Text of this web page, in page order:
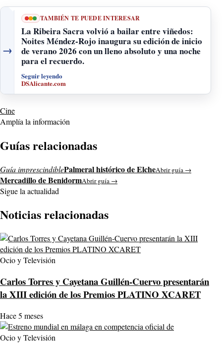
→
TAMBIÉN TE PUEDE INTERESAR
La Ribeira Sacra volvió a bailar entre viñedos:
Noites Méndez-Rojo inaugura su edición de inicio
de verano 2026 con un lleno absoluto y una noche
para el recuerdo.
Seguir leyendo
DSAlicante.com
Cine
Amplía la información
Guías relacionadas
Guía imprescindiblePalmeral histórico de ElcheAbrir guía →
Mercadillo de BenidormAbrir guía →
Sigue la actualidad
Noticias relacionadas
Ocio y Televisión
Carlos Torres y Cayetana Guillén-Cuervo presentarán
la XIII edición de los Premios PLATINO XCARET
Hace 5 meses
Ocio y Televisión